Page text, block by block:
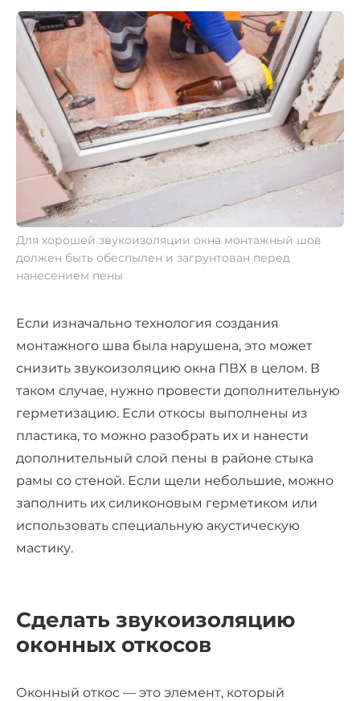
Для хорошей звукоизоляции окна монтажный шов
должен быть обеспылен и загрунтован перед
нанесением пены
Если изначально технология создания
монтажного шва была нарушена, это может
снизить звукоизоляцию окна ПВХ в целом. В
таком случае, нужно провести дополнительную
герметизацию. Если откосы выполнены из
пластика, то можно разобрать их и нанести
дополнительный слой пены в районе стыка
рамы со стеной. Если щели небольшие, можно
заполнить их силиконовым герметиком или
использовать специальную акустическую
мастику.
Сделать звукоизоляцию
оконных откосов
Оконный откос — это элемент, который